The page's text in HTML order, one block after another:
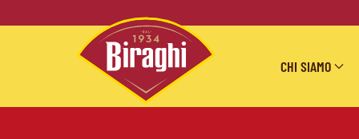
Skip to main content
CHI SIAMO